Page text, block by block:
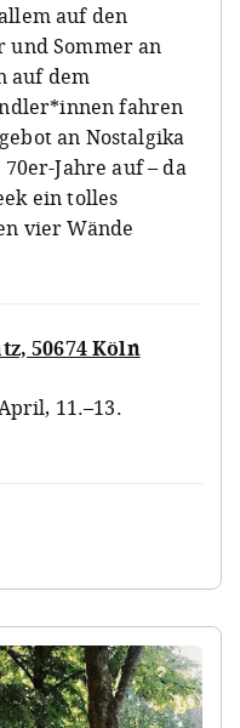
auf den
Sommer an
auf dem
fahren
an Nostalgika
Jahre auf – da
ein tolles
vier Wände
50674 Köln
11.–13.